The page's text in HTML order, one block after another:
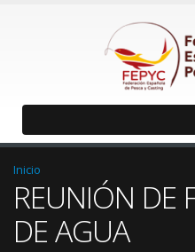
Inicio
REUNIÓN DE
DE AGUA